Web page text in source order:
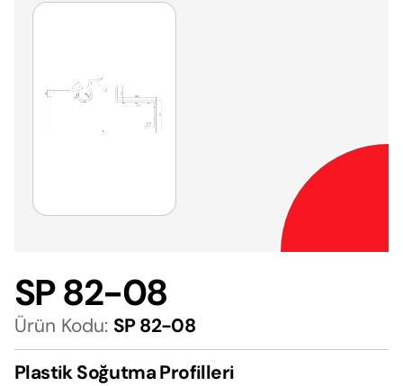
SP 82-08
Ürün Kodu: SP 82-08
Plastik Soğutma Profilleri